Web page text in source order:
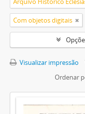
Com objetos digitais
Visualizar impressão
Ordenar